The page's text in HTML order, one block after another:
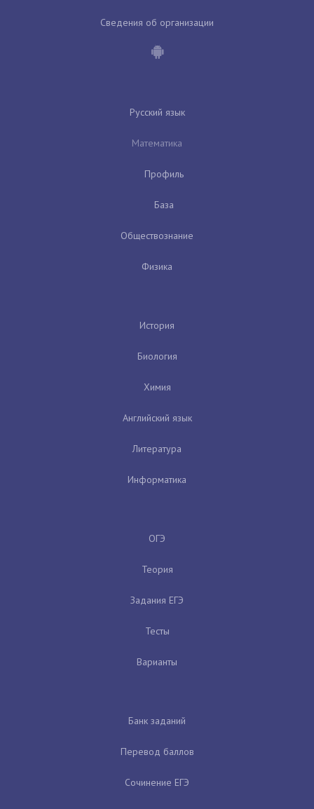
Сведения об организации
Русский язык
Математика
Профиль
База
Обществознание
Физика
История
Биология
Химия
Английский язык
Литература
Информатика
ОГЭ
Теория
Задания ЕГЭ
Тесты
Варианты
Банк заданий
Перевод баллов
Сочинение ЕГЭ